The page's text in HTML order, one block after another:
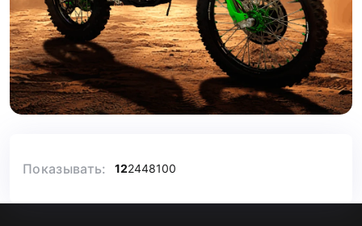
Показывать: 122448100